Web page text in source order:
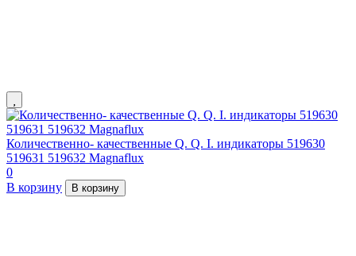
Количественно- качественные Q. Q. I. индикаторы 519630
519631 519632 Magnaflux
0
В корзину
В корзину